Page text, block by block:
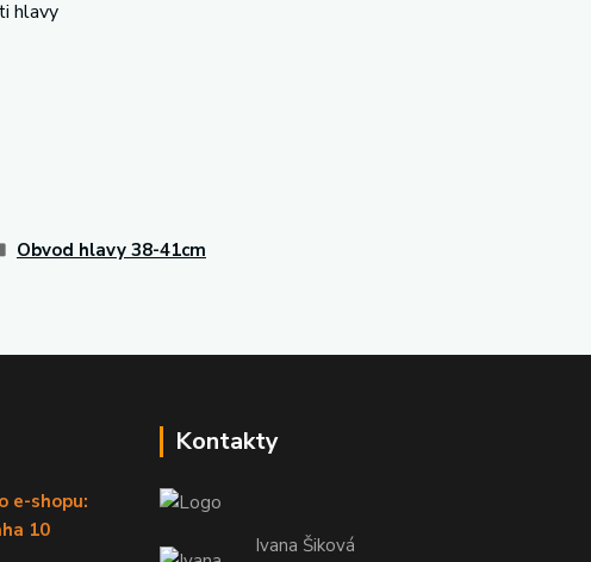
hlavy
Obvod hlavy 38-41cm
e-shopu:
10
Kontakty
Ivana Šiková